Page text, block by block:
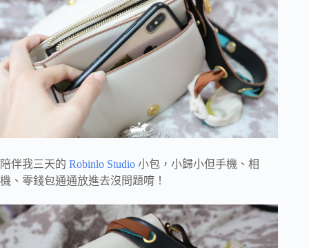
陪伴我三天的 Robinlo Studio 小包，小歸小但手機、相
機、零錢包通通放進去沒問題唷！